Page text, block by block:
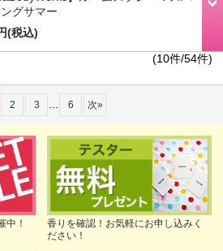
グサマー
(税込)
(10件/54件)
2 3 ... 6 次»
中！
香りを確認！お気軽にお申し込みく
ださい！